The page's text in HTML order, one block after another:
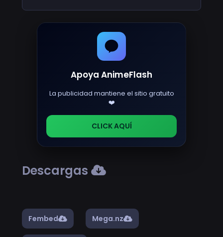
Apoya AnimeFlash
La publicidad mantiene el sitio gratuito
❤️
CLICK AQUÍ
Descargas
Fembed Mega.nz